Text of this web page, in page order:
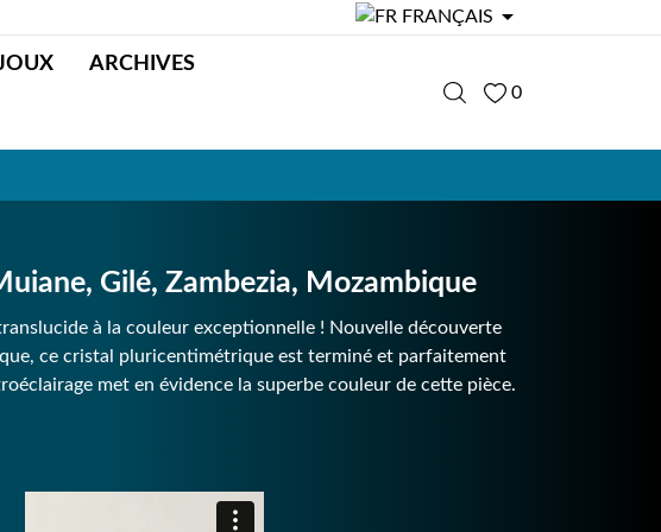
FRANÇAIS 
ARCHIVES
0
Gilé, Zambezia, Mozambique
à la couleur exceptionnelle ! Nouvelle découverte
ce cristal pluricentimétrique est terminé et parfaitement
met en évidence la superbe couleur de cette pièce.